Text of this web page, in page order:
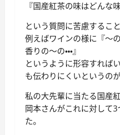
『国産紅茶の味はどんな
という質問に苦慮するこ
例えばワインの様に『～
香りの～の・・・』
というように形容すれば
も伝わりにくいというのが
私の大先輩に当たる国産
岡本さんがこれに対して
た。